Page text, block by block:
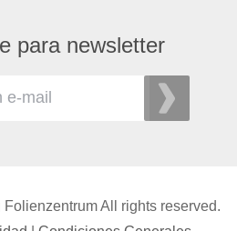
para newsletter
All rights reserved.